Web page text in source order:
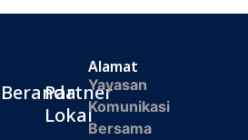
BerandaPartner
Lokal
Alamat
Yayasan
Komunikasi
Bersama